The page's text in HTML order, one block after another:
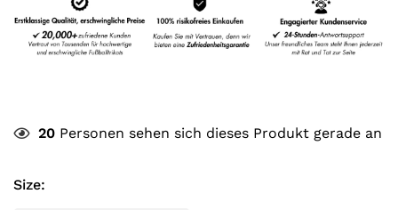
20 Personen sehen sich dieses Produkt gerade an
Size: